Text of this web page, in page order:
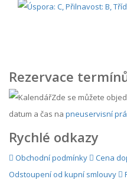
Rezervace
Zde se můžete
datum a čas na pneuservisní
Rychlé odkazy
Obchodní podmínky
Cena
Odstoupení od kupní smlouvy